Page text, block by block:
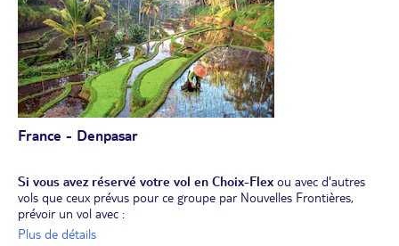
France - Denpasar
Si vous avez réservé votre vol en Choix-Flex ou avec d'autres
vols que ceux prévus pour ce groupe par Nouvelles Frontières,
prévoir un vol avec :
- une arrivée à Denpasar avant 16h00.
Plus de détails